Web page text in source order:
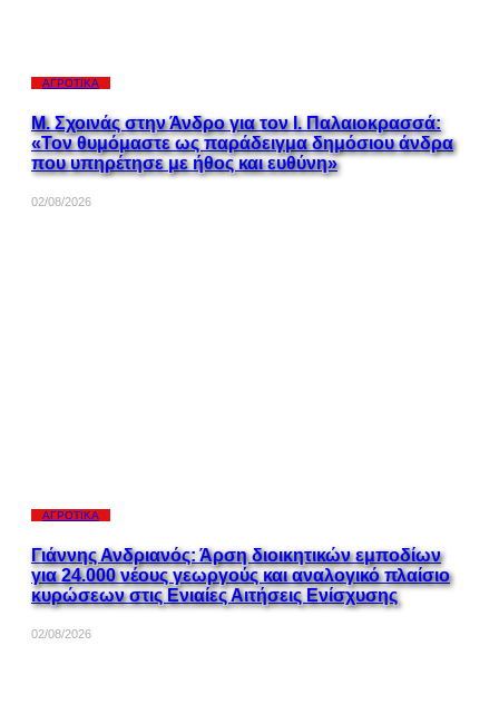
ΑΓΡΟΤΙΚΆ
Μ. Σχοινάς στην Άνδρο για τον Ι. Παλαιοκρασσά:
«Τον θυμόμαστε ως παράδειγμα δημόσιου άνδρα
που υπηρέτησε με ήθος και ευθύνη»
02/08/2026
ΑΓΡΟΤΙΚΆ
Γιάννης Ανδριανός: Άρση διοικητικών εμποδίων
για 24.000 νέους γεωργούς και αναλογικό πλαίσιο
κυρώσεων στις Ενιαίες Αιτήσεις Ενίσχυσης
02/08/2026